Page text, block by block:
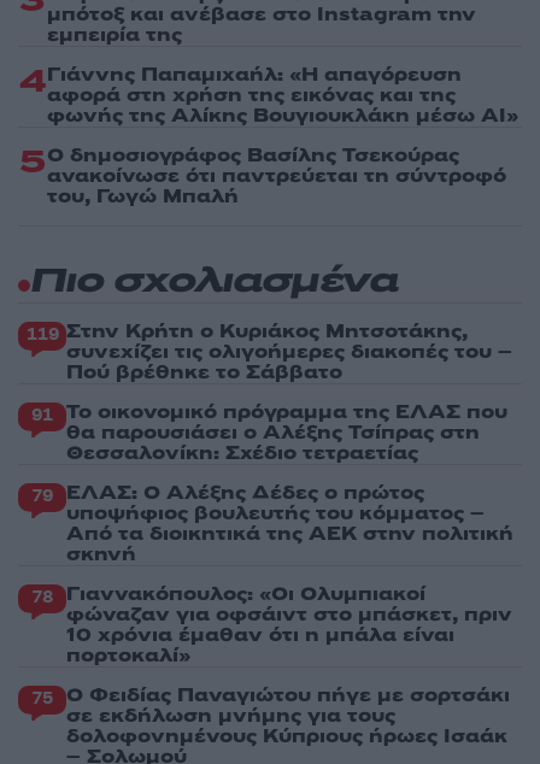
μπότοξ και ανέβασε στο Instagram την
εμπειρία της
4Γιάννης Παπαμιχαήλ: «Η απαγόρευση
αφορά στη χρήση της εικόνας και της
φωνής της Αλίκης Βουγιουκλάκη μέσω AI»
5Ο δημοσιογράφος Βασίλης Τσεκούρας
ανακοίνωσε ότι παντρεύεται τη σύντροφό
του, Γωγώ Μπαλή
Πιο σχολιασμένα
119 Στην Κρήτη ο Κυριάκος Μητσοτάκης,
συνεχίζει τις ολιγοήμερες διακοπές του –
Πού βρέθηκε το Σάββατο
91 Το οικονομικό πρόγραμμα της ΕΛΑΣ που
θα παρουσιάσει ο Αλέξης Τσίπρας στη
Θεσσαλονίκη: Σχέδιο τετραετίας
79 ΕΛΑΣ: Ο Αλέξης Δέδες ο πρώτος
υποψήφιος βουλευτής του κόμματος –
Από τα διοικητικά της ΑΕΚ στην πολιτική
σκηνή
78 Γιαννακόπουλος: «Οι Ολυμπιακοί
φώναζαν για οφσάιντ στο μπάσκετ, πριν
10 χρόνια έμαθαν ότι η μπάλα είναι
πορτοκαλί»
75 Ο Φειδίας Παναγιώτου πήγε με σορτσάκι
σε εκδήλωση μνήμης για τους
δολοφονημένους Κύπριους ήρωες Ισαάκ
– Σολωμού